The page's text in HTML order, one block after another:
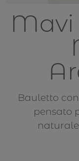
Mavi
Bauletto
pensato